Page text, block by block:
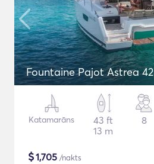
Fountaine Pajot Astrea 42
Katamarāns
43 ft
13 m
8
$1,705 /nakts